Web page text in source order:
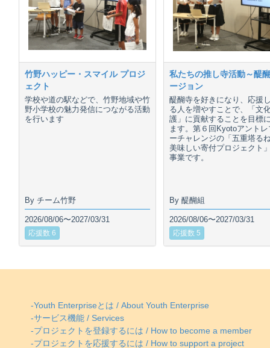
竹野ハッピー・スマイル プロジ
ェクト
学校や道の駅などで、竹野地域や竹
野小学校の魅力発信につながる活動
を行います
By チーム竹野
2026/08/06〜2027/03/31
応援数 6
私たちの推し寺活動～醍
ージョン
醍醐寺を好きになり、応援
る人を増やすことで、「文
護」に貢献することを目標
ます。第６回Kyotoアント
ーチャレンジの「五重塔る
美味しい寄付プロジェクト
事業です。
By 醍醐組
2026/08/06〜2027/03/31
応援数 5
-Youth Enterpriseとは / About Youth Enterprise
-サービス機能 / Services
-プロジェクトを登録するには / How to become a member
-プロジェクトを応援するには / How to support a project